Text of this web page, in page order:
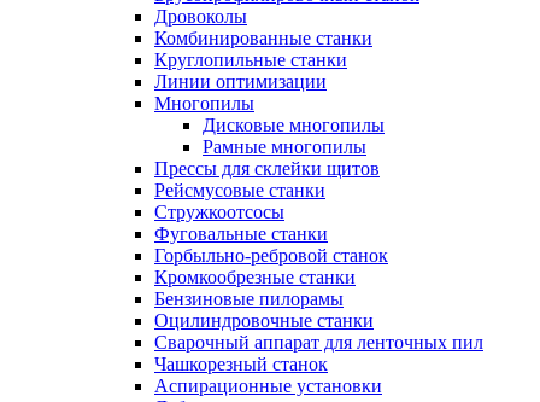
Дровоколы
Комбинированные станки
Круглопильные станки
Линии оптимизации
Многопилы
Дисковые многопилы
Рамные многопилы
Прессы для склейки щитов
Рейсмусовые станки
Стружкоотсосы
Фуговальные станки
Горбыльно-ребровой станок
Кромкообрезные станки
Бензиновые пилорамы
Оцилиндровочные станки
Сварочный аппарат для ленточных пил
Чашкорезный станок
Аспирационные установки